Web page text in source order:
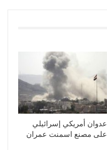
عدوان أمريكي إسرائيلي
على مصنع اسمنت عمران